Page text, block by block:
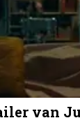
van